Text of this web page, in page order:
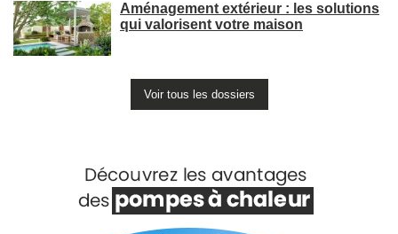
Aménagement extérieur : les solutions
qui valorisent votre maison
Voir tous les dossiers